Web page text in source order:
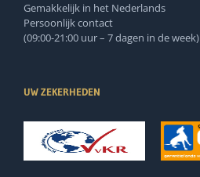
Gemakkelijk in het Nederlands
Persoonlijk contact
(09:00-21:00 uur – 7 dagen in de week)
UW ZEKERHEDEN